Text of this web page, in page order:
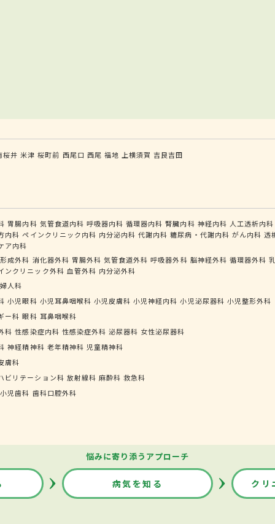
桜井 米津 桜町前 西尾口 西尾 福地 上横須賀 吉良吉田
胃腸内科 気管食道内科 呼吸器内科 循環器内科 腎臓内科 神経内科 人工透析内科
内科 ペインクリニック内科 内分泌内科 代謝内科 糖尿病・代謝内科 がん内科 透
ア内科
形成外科 消化器外科 胃腸外科 気管食道外科 呼吸器外科 脳神経外科 循環器外科
ンクリニック外科 血管外科 内分泌外科
婦人科
小児眼科 小児耳鼻咽喉科 小児皮膚科 小児神経内科 小児泌尿器科 小児整形外科
ー科 眼科 耳鼻咽喉科
科 性感染症内科 性感染症外科 泌尿器科 女性泌尿器科
神経精神科 老年精神科 児童精神科
膚科
ビリテーション科 放射線科 麻酔科 救急科
小児歯科 歯科口腔外科
悩みに寄り添うアプローチ
病気を知る クリ